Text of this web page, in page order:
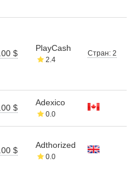
$
PlayCash
2.4
Стран: 2
$
Adexico
0.0
$
Adthorized
0.0